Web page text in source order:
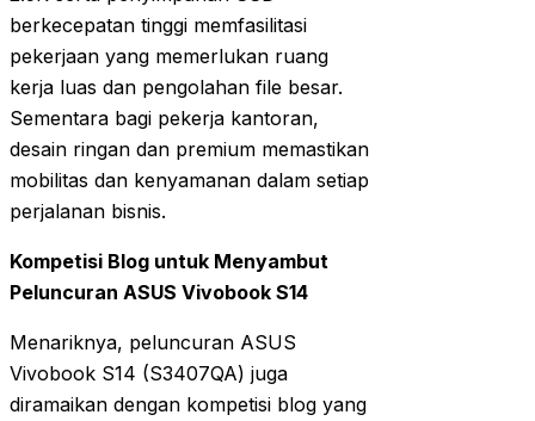
berkecepatan tinggi memfasilitasi
pekerjaan yang memerlukan ruang
kerja luas dan pengolahan file besar.
Sementara bagi pekerja kantoran,
desain ringan dan premium memastikan
mobilitas dan kenyamanan dalam setiap
perjalanan bisnis.
Kompetisi Blog untuk Menyambut
Peluncuran ASUS Vivobook S14
Menariknya, peluncuran ASUS
Vivobook S14 (S3407QA) juga
diramaikan dengan kompetisi blog yang